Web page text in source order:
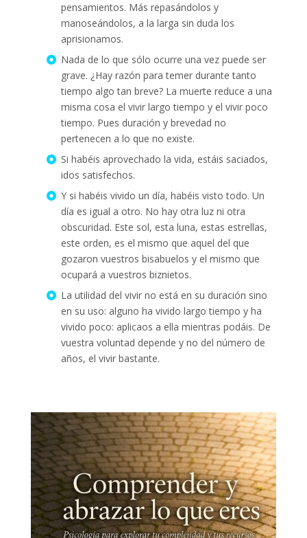
pensamientos. Más repasándolos y
manoseándolos, a la larga sin duda los
aprisionamos.
Nada de lo que sólo ocurre una vez puede ser
grave. ¿Hay razón para temer durante tanto
tiempo algo tan breve? La muerte reduce a una
misma cosa el vivir largo tiempo y el vivir poco
tiempo. Pues duración y brevedad no
pertenecen a lo que no existe.
Si habéis aprovechado la vida, estáis saciados,
idos satisfechos.
Y si habéis vivido un día, habéis visto todo. Un
día es igual a otro. No hay otra luz ni otra
obscuridad. Este sol, esta luna, estas estrellas,
este orden, es el mismo que aquel del que
gozaron vuestros bisabuelos y el mismo que
ocupará a vuestros biznietos.
La utilidad del vivir no está en su duración sino
en su uso: alguno ha vivido largo tiempo y ha
vivido poco: aplicaos a ella mientras podáis. De
vuestra voluntad depende y no del número de
años, el vivir bastante.